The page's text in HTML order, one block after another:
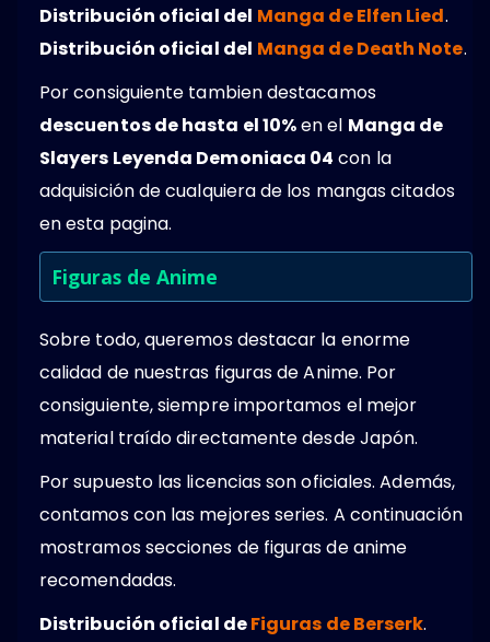
Distribución oficial del Manga de Elfen Lied.
Distribución oficial del Manga de Death Note.
Por consiguiente tambien destacamos
descuentos de hasta el 10%en el Manga de
Slayers Leyenda Demoniaca 04 con la
adquisición de cualquiera de los mangas citados
en esta pagina.
Figuras de Anime
Sobre todo, queremos destacar la enorme
calidad de nuestras figuras de Anime. Por
consiguiente, siempre importamos el mejor
material traído directamente desde Japón.
Por supuesto las licencias son oficiales. Además,
contamos con las mejores series. A continuación
mostramos secciones de figuras de anime
recomendadas.
Distribución oficial deFiguras de Berserk.